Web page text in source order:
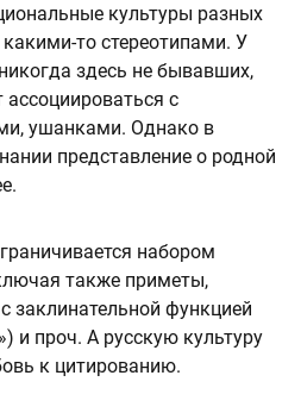
культуры разных
то стереотипами. У
здесь не бывавших,
с
ушанками. Однако в
представление о родной
набором
также приметы,
заклинательной функцией
и проч. А русскую культуру
к цитированию.